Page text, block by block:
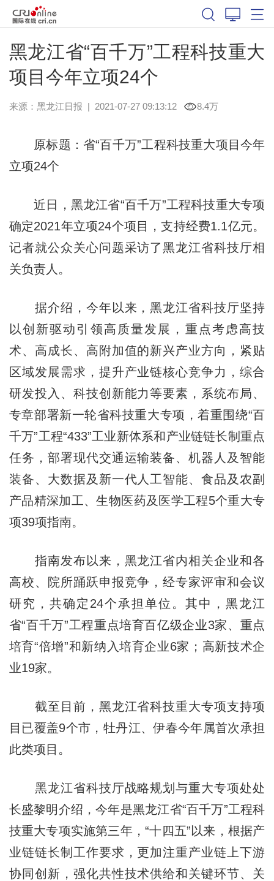
黑龙江省“百千万”工程科技重大
项目今年立项24个
来源： 黑龙江日报 | 2021-07-27 09:13:12 8.4万
原标题：省“百千万”工程科技重大项目今年
立项24个
近日，黑龙江省“百千万”工程科技重大专项
确定2021年立项24个项目，支持经费1.1亿元。
记者就公众关心问题采访了黑龙江省科技厅相
关负责人。
据介绍，今年以来，黑龙江省科技厅坚持
以创新驱动引领高质量发展，重点考虑高技
术、高成长、高附加值的新兴产业方向，紧贴
区域发展需求，提升产业链核心竞争力，综合
研发投入、科技创新能力等要素，系统布局、
专章部署新一轮省科技重大专项，着重围绕“百
千万”工程“433”工业新体系和产业链链长制重点
任务，部署现代交通运输装备、机器人及智能
装备、大数据及新一代人工智能、食品及农副
产品精深加工、生物医药及医学工程5个重大专
项39项指南。
指南发布以来，黑龙江省内相关企业和各
高校、院所踊跃申报竞争，经专家评审和会议
研究，共确定24个承担单位。其中，黑龙江
省“百千万”工程重点培育百亿级企业3家、重点
培育“倍增”和新纳入培育企业6家；高新技术企
业19家。
截至目前，黑龙江省科技重大专项支持项
目已覆盖9个市，牡丹江、伊春今年属首次承担
此类项目。
黑龙江省科技厅战略规划与重大专项处处
长盛黎明介绍，今年是黑龙江省“百千万”工程科
技重大专项实施第三年，“十四五”以来，根据产
业链链长制工作要求，更加注重产业链上下游
协同创新，强化共性技术供给和关键环节、关